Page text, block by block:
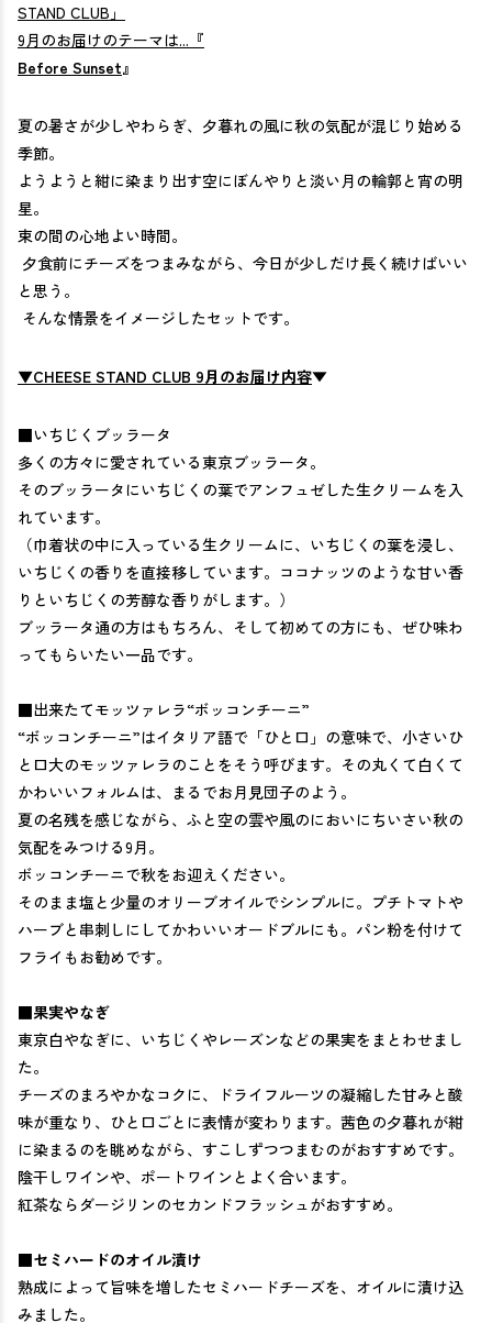
STAND CLUB」
9月のお届けのテーマは...『
Before Sunset』
夏の暑さが少しやわらぎ、夕暮れの風に秋の気配が混じり始める
季節。
ようようと紺に染まり出す空にぼんやりと淡い月の輪郭と宵の明
星。
束の間の心地よい時間。
夕食前にチーズをつまみながら、今日が少しだけ長く続けばいい
と思う。
そんな情景をイメージしたセットです。
▼CHEESE STAND CLUB 9月のお届け内容▼
■いちじくブッラータ
多くの方々に愛されている東京ブッラータ。
そのブッラータにいちじくの葉でアンフュゼした生クリームを入
れています。
（巾着状の中に入っている生クリームに、いちじくの葉を浸し、
いちじくの香りを直接移しています。ココナッツのような甘い香
りといちじくの芳醇な香りがします。）
ブッラータ通の方はもちろん、そして初めての方にも、ぜひ味わ
ってもらいたい一品です。
■出来たてモッツァレラ“ボッコンチーニ”
“ボッコンチーニ”はイタリア語で「ひと口」の意味で、小さいひ
と口大のモッツァレラのことをそう呼びます。その丸くて白くて
かわいいフォルムは、まるでお月見団子のよう。
夏の名残を感じながら、ふと空の雲や風のにおいにちいさい秋の
気配をみつける9月。
ボッコンチーニで秋をお迎えください。
そのまま塩と少量のオリーブオイルでシンプルに。プチトマトや
ハーブと串刺しにしてかわいいオードブルにも。パン粉を付けて
フライもお勧めです。
■果実やなぎ
東京白やなぎに、いちじくやレーズンなどの果実をまとわせまし
た。
チーズのまろやかなコクに、ドライフルーツの凝縮した甘みと酸
味が重なり、ひと口ごとに表情が変わります。茜色の夕暮れが紺
に染まるのを眺めながら、すこしずつつまむのがおすすめです。
陰干しワインや、ポートワインとよく合います。
紅茶ならダージリンのセカンドフラッシュがおすすめ。
■セミハードのオイル漬け
熟成によって旨味を増したセミハードチーズを、オイルに漬け込
みました。